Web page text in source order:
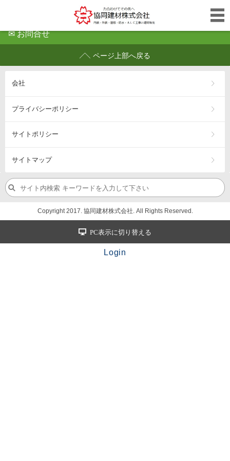
✉ お問合せ
ページ上部へ戻る
会社
プライバシーポリシー
サイトポリシー
サイトマップ
Copyright 2017. 協同建材株式会社. All Rights Reserved.
PC表示に切り替える
Login